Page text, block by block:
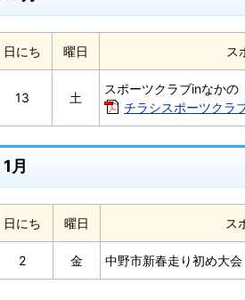
日にち 曜日 ス
13 土
スポーツクラブinなかの
チラシスポーツクラ
1月
日にち 曜日 ス
2 金 中野市新春走り初め大会